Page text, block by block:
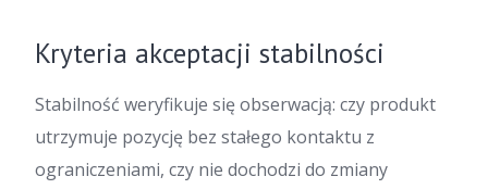
Kryteria akceptacji stabilności
Stabilność weryfikuje się obserwacją: czy produkt
utrzymuje pozycję bez stałego kontaktu z
ograniczeniami, czy nie dochodzi do zmiany